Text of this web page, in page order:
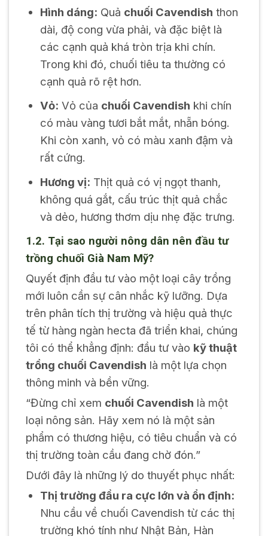
Hình dáng: Quả chuối Cavendish thon
dài, độ cong vừa phải, và đặc biệt là
các cạnh quả khá tròn trịa khi chín.
Trong khi đó, chuối tiêu ta thường có
cạnh quả rõ rệt hơn.
Vỏ: Vỏ của chuối Cavendish khi chín
có màu vàng tươi bắt mắt, nhẵn bóng.
Khi còn xanh, vỏ có màu xanh đậm và
rất cứng.
Hương vị: Thịt quả có vị ngọt thanh,
không quá gắt, cấu trúc thịt quả chắc
và dẻo, hương thơm dịu nhẹ đặc trưng.
1.2. Tại sao người nông dân nên đầu tư
trồng chuối Già Nam Mỹ?
Quyết định đầu tư vào một loại cây trồng
mới luôn cần sự cân nhắc kỹ lưỡng. Dựa
trên phân tích thị trường và hiệu quả thực
tế từ hàng ngàn hecta đã triển khai, chúng
tôi có thể khẳng định: đầu tư vào kỹ thuật
trồng chuối Cavendish là một lựa chọn
thông minh và bền vững.
“Đừng chỉ xem chuối Cavendish là một
loại nông sản. Hãy xem nó là một sản
phẩm có thương hiệu, có tiêu chuẩn và có
thị trường toàn cầu đang chờ đón.”
Dưới đây là những lý do thuyết phục nhất:
Thị trường đầu ra cực lớn và ổn định:
Nhu cầu về chuối Cavendish từ các thị
trường khó tính như Nhật Bản, Hàn